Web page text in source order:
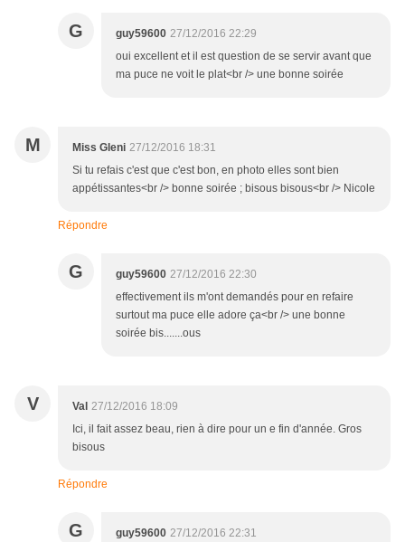
G guy59600 27/12/2016 22:29
oui excellent et il est question de se servir avant que
ma puce ne voit le plat<br /> une bonne soirée
M Miss Gleni 27/12/2016 18:31
Si tu refais c'est que c'est bon, en photo elles sont bien
appétissantes<br /> bonne soirée ; bisous bisous<br /> Nicole
Répondre
G guy59600 27/12/2016 22:30
effectivement ils m'ont demandés pour en refaire
surtout ma puce elle adore ça<br /> une bonne
soirée bis.......ous
V Val 27/12/2016 18:09
Ici, il fait assez beau, rien à dire pour un e fin d'année. Gros
bisous
Répondre
G guy59600 27/12/2016 22:31